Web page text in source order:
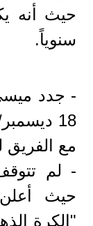
سنوياً.
- جدد
مع الفريق
- لم
حيث